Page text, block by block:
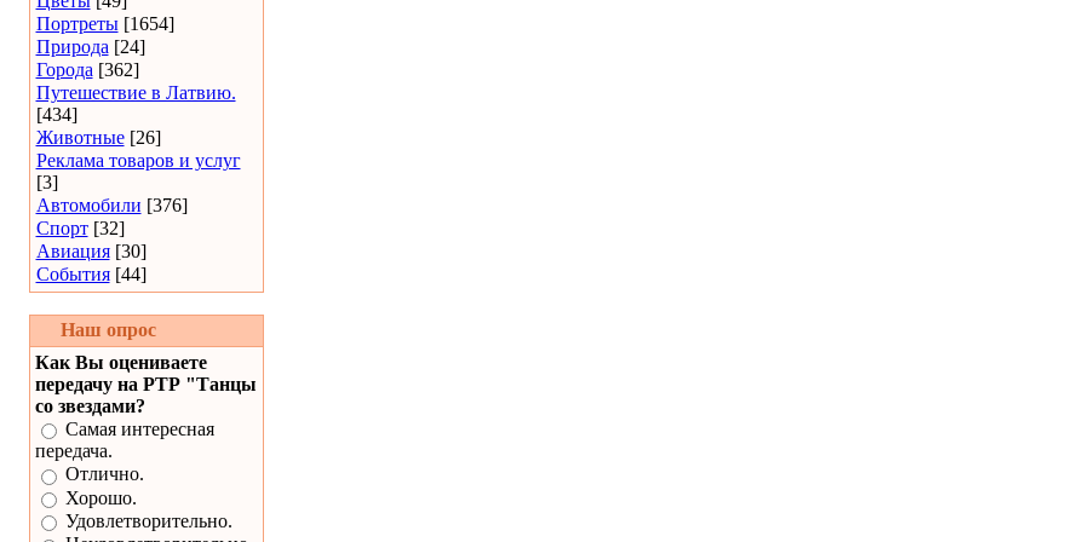
Портреты [1654]
Природа [24]
Города [362]
Путешествие в Латвию.
[434]
Животные [26]
Реклама товаров и услуг
[3]
Автомобили [376]
Спорт [32]
Авиация [30]
События [44]
Наш опрос
Как Вы оцениваете
передачу на РТР "Танцы
со звездами?
Самая интересная
передача.
Отлично.
Хорошо.
Удовлетворительно.